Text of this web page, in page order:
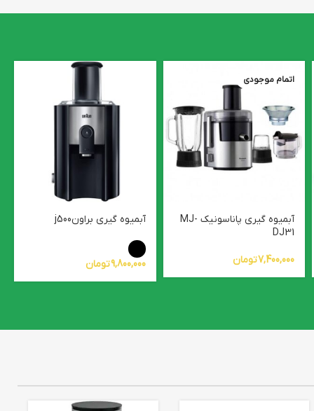
اتمام موجودی
آبمیوه گیری پاناسونیک MJ-
DJ31
7,400,000تومان
آبمیوه گیری براونj500
9,800,000تومان